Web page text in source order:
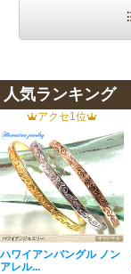
人気ランキング
アクセ1位
ハワイアンバングル ノン
アレル...